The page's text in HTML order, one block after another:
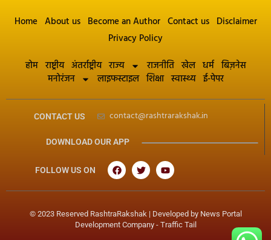
Home About us Become an Author Contact us Disclaimer
Privacy Policy
होम राष्ट्रीय अंतर्राष्ट्रीय राज्य राजनीति खेल धर्म बिज़नेस
मनोरंजन
लाइफस्टाइल शिक्षा स्वास्थ्य ई-पेपर
CONTACT US contact@rashtrarakshak.in
DOWNLOAD OUR APP
FOLLOW US ON
© 2023 Reserved RashtraRakshak | Developed by News Portal
Development Company- Traffic Tail